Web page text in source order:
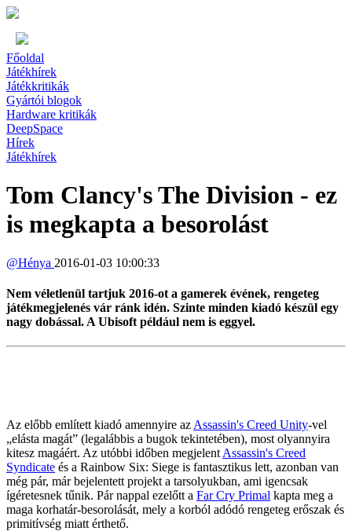
Főoldal
Játékhírek
Játékkritikák
Gyártói blogok
Hardware kritikák
DeepSpace
Hírek
Játékhírek
Tom Clancy's The Division - ez
is megkapta a besorolást
@Hénya 2016-01-03 10:00:33
Nem véletlenül tartjuk 2016-ot a gamerek évének, rengeteg
játékmegjelenés vár ránk idén. Szinte minden kiadó készül egy
nagy dobással. A Ubisoft például nem is eggyel.
Az előbb említett kiadó amennyire az Assassin's Creed Unity-vel
„elásta magát” (legalábbis a bugok tekintetében), most olyannyira
kitesz magáért. Az utóbbi időben megjelent Assassin's Creed
Syndicate és a Rainbow Six: Siege is fantasztikus lett, azonban van
még pár, már bejelentett projekt a tarsolyukban, ami igencsak
ígéretesnek tűnik. Pár nappal ezelőtt a Far Cry Primal kapta meg a
maga korhatár-besorolását, mely a korból adódó rengeteg erőszak és
primitívség miatt érthető.